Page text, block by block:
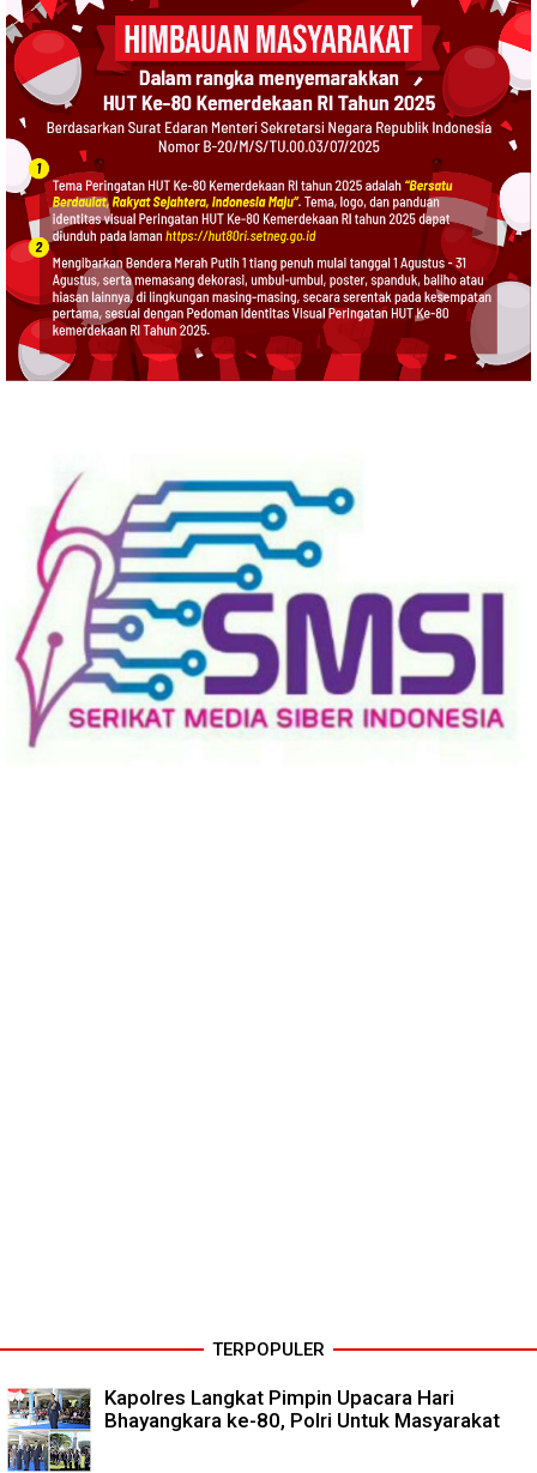
TERPOPULER
Kapolres Langkat Pimpin Upacara Hari
Bhayangkara ke-80, Polri Untuk Masyarakat